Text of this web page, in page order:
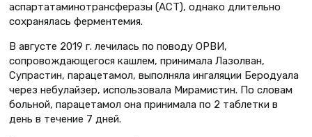
аспартатаминотрансферазы (АСТ), однако длительно
сохранялась ферментемия.
В августе 2019 г. лечилась по поводу ОРВИ,
сопровождающегося кашлем, принимала Лазолван,
Супрастин, парацетамол, выполняла ингаляции Беродуала
через небулайзер, использовала Мирамистин. По словам
больной, парацетамол она принимала по 2 таблетки в
день в течение 7 дней.